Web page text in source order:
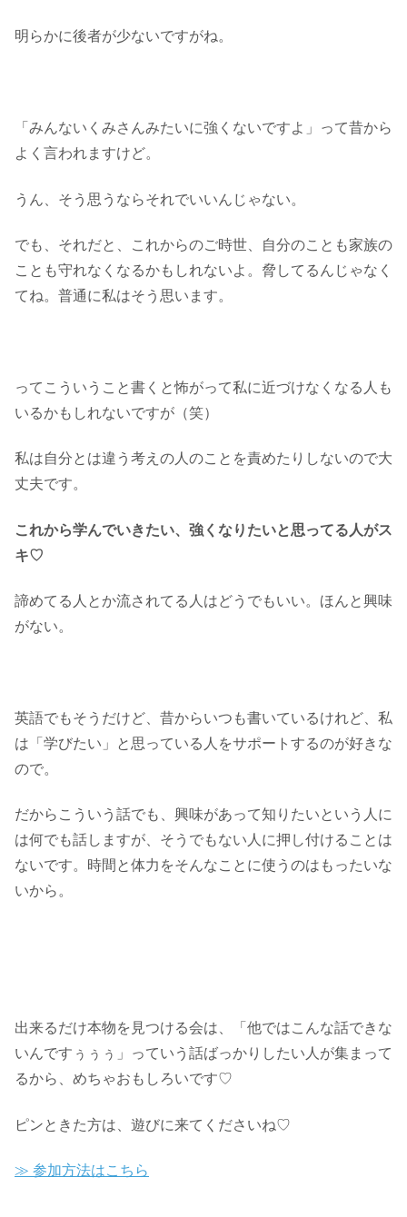
明らかに後者が少ないですがね。
「みんないくみさんみたいに強くないですよ」って昔から
よく言われますけど。
うん、そう思うならそれでいいんじゃない。
でも、それだと、これからのご時世、自分のことも家族の
ことも守れなくなるかもしれないよ。脅してるんじゃなく
てね。普通に私はそう思います。
ってこういうこと書くと怖がって私に近づけなくなる人も
いるかもしれないですが（笑）
私は自分とは違う考えの人のことを責めたりしないので大
丈夫です。
これから学んでいきたい、強くなりたいと思ってる人がス
キ♡
諦めてる人とか流されてる人はどうでもいい。ほんと興味
がない。
英語でもそうだけど、昔からいつも書いているけれど、私
は「学びたい」と思っている人をサポートするのが好きな
ので。
だからこういう話でも、興味があって知りたいという人に
は何でも話しますが、そうでもない人に押し付けることは
ないです。時間と体力をそんなことに使うのはもったいな
いから。
出来るだけ本物を見つける会は、「他ではこんな話できな
いんですぅぅぅ」っていう話ばっかりしたい人が集まって
るから、めちゃおもしろいです♡
ピンときた方は、遊びに来てくださいね♡
≫ 参加方法はこちら